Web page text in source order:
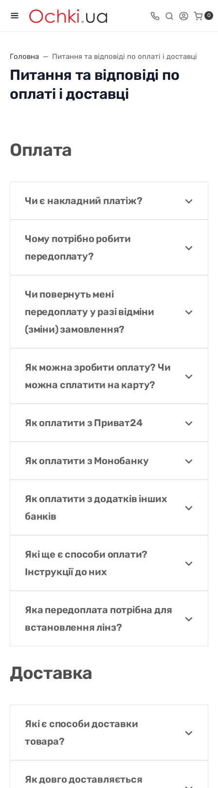
0
Головна Питання та відповіді по оплаті і доставці
Питання та відповіді по
оплаті і доставці
Оплата
Чи є накладний платіж?
Чому потрібно робити
передоплату?
Чи повернуть мені
передоплату у разі відміни
(зміни) замовлення?
Як можна зробити оплату? Чи
можна сплатити на карту?
Як оплатити з Приват24
Як оплатити з Монобанку
Як оплатити з додатків інших
банків
Які ще є способи оплати?
Інструкції до них
Яка передоплата потрібна для
встановлення лінз?
Доставка
Які є способи доставки
товара?
Як довго доставляється